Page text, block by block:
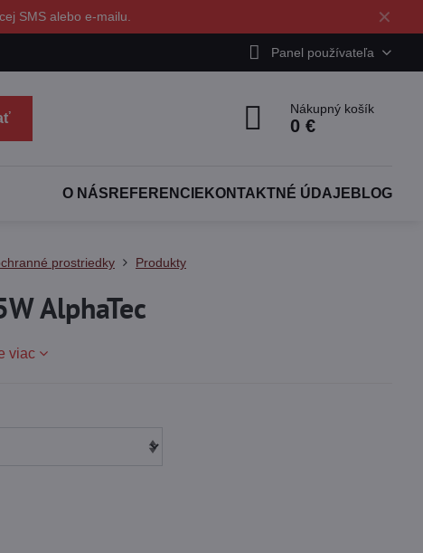
✕
SMS alebo e-mailu.
Panel používateľa
Nákupný košík
0 €
O NÁS REFERENCIE KONTAKTNÉ ÚDAJE BLOG
prostriedky Produkty
AlphaTec
viac